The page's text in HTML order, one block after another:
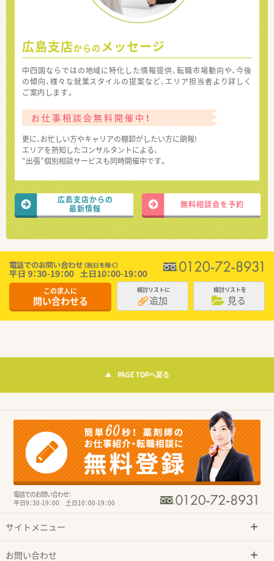
広島支店からの メッセージ
中四国ならではの地域に特化した情報提供、転職市場動向や、今後
の傾向、様々な就業スタイルの提案など、エリア担当者より詳しく
ご案内します。
お仕事相談会無料開催中！
更に、お忙しい方やキャリアの棚卸がしたい方に朗報!
エリアを熟知したコンサルタントによる、
“出張”個別相談サービスも同時開催中です。
広島支店からの
最新情報
無料相談会を予約
この求人に
問い合わせる
検討リストに
追加
検討リストを
見る
PAGE TOPへ戻る
電話でのお問い合わせ：
平日9：30-19：00 土日10：00-19：00
サイトメニュー
お問い合わせ